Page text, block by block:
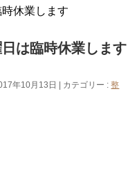
休業します
は臨時休業します
年10月13日 カテゴリー :整